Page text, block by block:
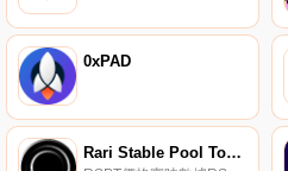
0xPAD
Rari Stable Pool Token